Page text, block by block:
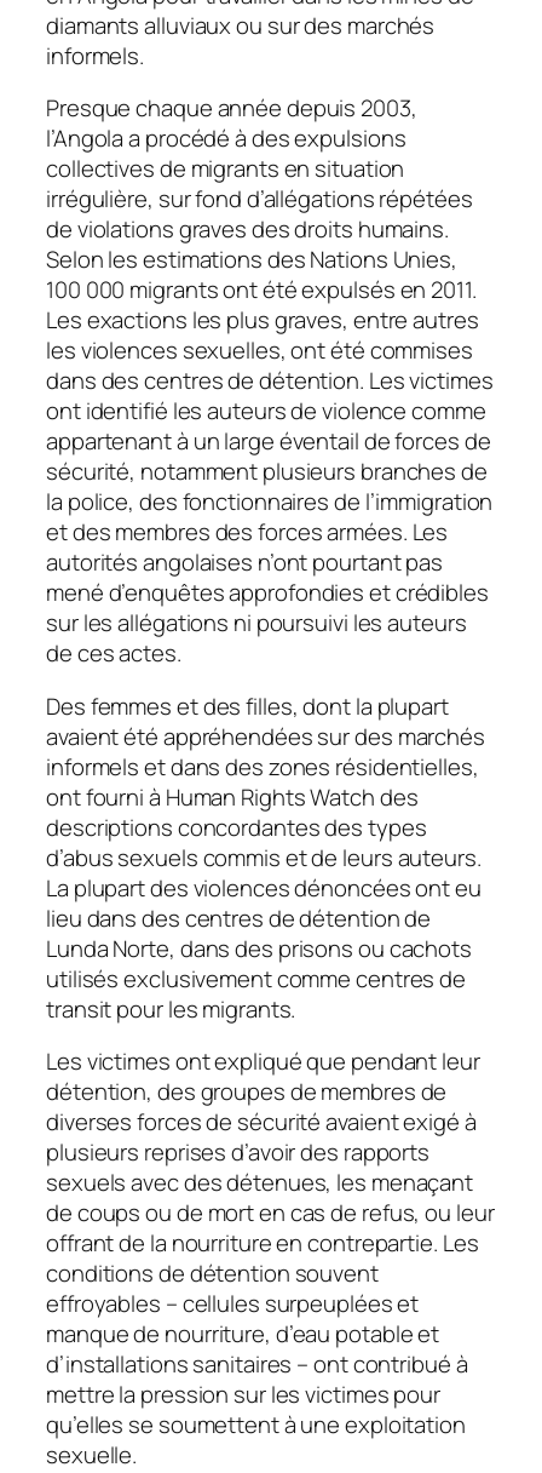
diamants alluviaux ou sur des marchés
informels.
Presque chaque année depuis 2003,
l’Angola a procédé à des expulsions
collectives de migrants en situation
irrégulière, sur fond d’allégations répétées
de violations graves des droits humains.
Selon les estimations des Nations Unies,
100 000 migrants ont été expulsés en 2011.
Les exactions les plus graves, entre autres
les violences sexuelles, ont été commises
dans des centres de détention. Les victimes
ont identifié les auteurs de violence comme
appartenant à un large éventail de forces de
sécurité, notamment plusieurs branches de
la police, des fonctionnaires de l’immigration
et des membres des forces armées. Les
autorités angolaises n’ont pourtant pas
mené d’enquêtes approfondies et crédibles
sur les allégations ni poursuivi les auteurs
de ces actes.
Des femmes et des filles, dont la plupart
avaient été appréhendées sur des marchés
informels et dans des zones résidentielles,
ont fourni à Human Rights Watch des
descriptions concordantes des types
d’abus sexuels commis et de leurs auteurs.
La plupart des violences dénoncées ont eu
lieu dans des centres de détention de
Lunda Norte, dans des prisons ou cachots
utilisés exclusivement comme centres de
transit pour les migrants.
Les victimes ont expliqué que pendant leur
détention, des groupes de membres de
diverses forces de sécurité avaient exigé à
plusieurs reprises d’avoir des rapports
sexuels avec des détenues, les menaçant
de coups ou de mort en cas de refus, ou leur
offrant de la nourriture en contrepartie. Les
conditions de détention souvent
effroyables – cellules surpeuplées et
manque de nourriture, d’eau potable et
d’installations sanitaires – ont contribué à
mettre la pression sur les victimes pour
qu’elles se soumettent à une exploitation
sexuelle.